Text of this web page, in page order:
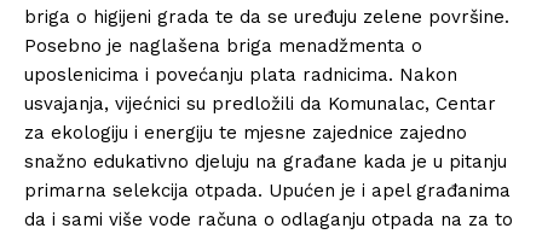
briga o higijeni grada te da se uređuju zelene površine.
Posebno je naglašena briga menadžmenta o
uposlenicima i povećanju plata radnicima. Nakon
usvajanja, vijećnici su predložili da Komunalac, Centar
za ekologiju i energiju te mjesne zajednice zajedno
snažno edukativno djeluju na građane kada je u pitanju
primarna selekcija otpada. Upućen je i apel građanima
da i sami više vode računa o odlaganju otpada na za to